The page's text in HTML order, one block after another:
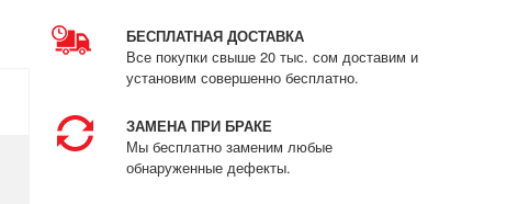
БЕСПЛАТНАЯ ДОСТАВКА
Все покупки свыше 20 тыс. сом доставим и
установим совершенно бесплатно.
ЗАМЕНА ПРИ БРАКЕ
Мы бесплатно заменим любые
обнаруженные дефекты.